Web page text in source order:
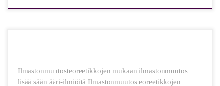
Ilmastonmuutosteoreetikkojen mukaan ilmastonmuutos
lisää sään ääri-ilmiöitä Ilmastonmuutosteoreetikkojen